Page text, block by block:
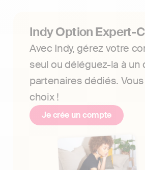
Indy Option Expert-
Avec Indy, gérez votre
seul ou déléguez-la à un
partenaires dédiés.
choix !
Je crée un compte